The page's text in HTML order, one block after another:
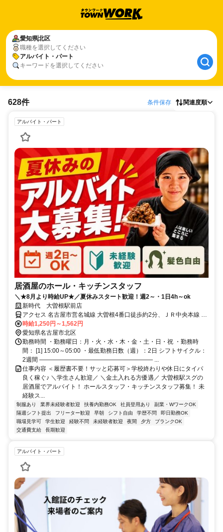
愛知県北区
職種を選択してください
アルバイト・パート
キーワードを選択してください
628件 条件保存 関連度順
アルバイト・パート
居酒屋のホール・キッチンスタッフ
＼★8月より時給UP★／夏休みスタート歓迎！週2～・1日4h～ok
新時代 大曽根駅前店
アクセス 名古屋市営名城線 大曽根4番口徒歩約2分、ＪＲ中央本線 大
曽根北口徒歩約4分、名古屋市営名城線/名古屋市営名港線 平安通4番
口徒歩約9分
時給1,250円～1,562円
愛知県名古屋市北区
勤務時間 ・勤務曜日：月・火・水・木・金・土・日・祝 ・勤務時
間： [1] 15:00～05:00 ・最低勤務日数（週）：2日 シフトサイクル：
2週間 ――――――――――――――――――― ...
仕事内容 ＜履歴書不要！サッと応募可＞学校終わりや休日にタイパ
良く稼ぐ♪ ＼学生さん歓迎／ ＼金土入れる方優遇／ 大曽根駅スグの
居酒屋でアルバイト！ ホールスタッフ・キッチンスタッフ募集！ 未
経験ス...
制服あり 業界未経験者歓迎 扶養内勤務OK 社員登用あり
副業・WワークOK
隔週シフト提出
フリーター歓迎 早朝 シフト自由 学歴不問
即日勤務OK
職場見学可
学生歓迎 経験不問 未経験者歓迎 夜間 夕方
ブランクOK
交通費支給
長期歓迎
アルバイト・パート